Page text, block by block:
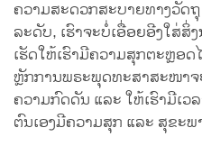
ຄວາມສະດວກສະບາຍທາງວັດຖຸ
ລະດັບ, ເຮົາຈະບໍ່ເອື່ອຍອີງໃສ່
ເຮັດໃຫ້ເຮົາມີຄວາມສຸກຕະຫຼອດ
ຫຼັກການພຣະພຸດທະສາສະໜາ
ຄວາມກົດດັນ ແລະ ໃຫ້ເຮົາມີເວ
ຕົນເອງມີຄວາມສຸກ ແລະ ສຸຂະ